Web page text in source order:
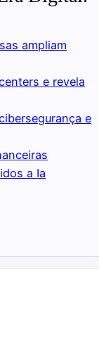
ampliam
e revela
e
a Ia